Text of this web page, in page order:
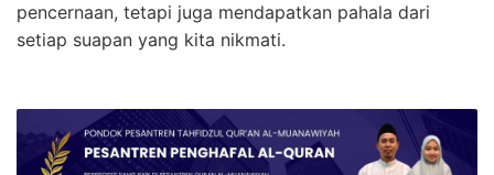
pencernaan, tetapi juga mendapatkan pahala dari
setiap suapan yang kita nikmati.